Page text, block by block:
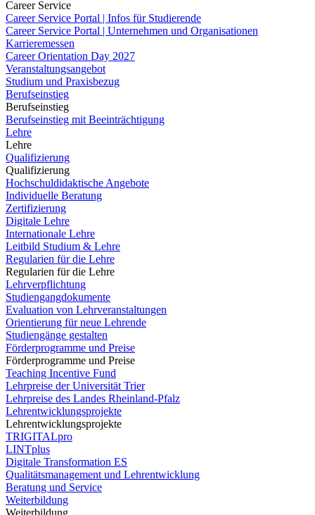
Career Service
Career Service Portal | Infos für Studierende
Career Service Portal | Unternehmen und Organisationen
Karrieremessen
Career Orientation Day 2027
Veranstaltungsangebot
Studium und Praxisbezug
Berufseinstieg
Berufseinstieg
Berufseinstieg mit Beeinträchtigung
Lehre
Lehre
Qualifizierung
Qualifizierung
Hochschuldidaktische Angebote
Individuelle Beratung
Zertifizierung
Digitale Lehre
Internationale Lehre
Leitbild Studium & Lehre
Regularien für die Lehre
Regularien für die Lehre
Lehrverpflichtung
Studiengangdokumente
Evaluation von Lehrveranstaltungen
Orientierung für neue Lehrende
Studiengänge gestalten
Förderprogramme und Preise
Förderprogramme und Preise
Teaching Incentive Fund
Lehrpreise der Universität Trier
Lehrpreise des Landes Rheinland-Pfalz
Lehrentwicklungsprojekte
Lehrentwicklungsprojekte
TRIGITALpro
LINTplus
Digitale Transformation ES
Qualitätsmanagement und Lehrentwicklung
Beratung und Service
Weiterbildung
Weiterbildung